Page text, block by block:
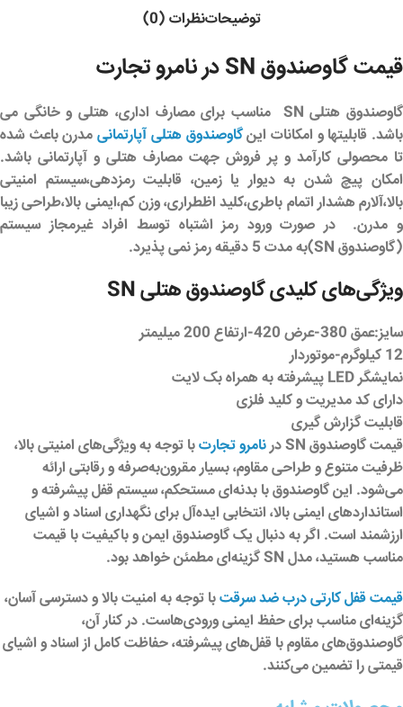
توضیحاتنظرات (0)
قیمت گاوصندوق SN در نامرو تجارت
گاوصندوق هتلی SN
مناسب برای مصارف اداری، هتلی و خانگی می
باشد. قابلیتها و امکانات اینگاوصندوق هتلی آپارتمانیمدرن باعث شده
تا محصولی کارآمد و پر فروش جهت مصارف هتلی و آپارتمانی باشد.
امکان پیچ شدن به دیوار یا زمین، قابلیت رمزدهی،سیستم امنیتی
بالا،آلارم هشدار اتمام باطری،کلید اظطراری، وزن کم،ایمنی بالا،طراحی زیبا
و مدرن. در صورت ورود رمز اشتباه توسط افراد غیرمجاز سیستم
(گاوصندوق SN)به مدت 5 دقیقه رمز نمی پذیرد.
ویژگی‌های کلیدی گاوصندوق هتلی SN
سایز:عمق 380-عرض 420-ارتفاع 200 میلیمتر
12 کیلوگرم-موتوردار
نمایشگر LED پیشرفته به همراه بک لایت
دارای کد مدیریت و کلید فلزی
قابلیت گزارش گیری
قیمت گاوصندوق SN در
نامرو تجارتبا توجه به ویژگی‌های امنیتی بالا،
ظرفیت متنوع و طراحی مقاوم، بسیار مقرون‌به‌صرفه و رقابتی ارائه
می‌شود. این گاوصندوق با بدنه‌ای مستحکم، سیستم قفل پیشرفته و
استانداردهای ایمنی بالا، انتخابی ایده‌آل برای نگهداری اسناد و اشیای
ارزشمند است. اگر به دنبال یک گاوصندوق ایمن و باکیفیت با قیمت
مناسب هستید، مدل SN گزینه‌ای مطمئن خواهد بود.
قیمت قفل کارتی درب ضد سرقتبا توجه به امنیت بالا و دسترسی آسان،
گزینه‌ای مناسب برای حفظ ایمنی ورودی‌هاست. در کنار آن،
گاوصندوق‌های مقاوم با قفل‌های پیشرفته، حفاظت کامل از اسناد و اشیای
قیمتی را تضمین می‌کنند.